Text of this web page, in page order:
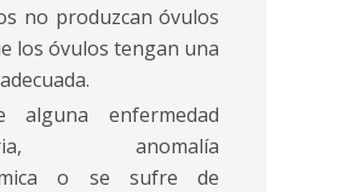
no produzcan óvulos
los óvulos tengan una
alguna enfermedad
anomalía
o se sufre de